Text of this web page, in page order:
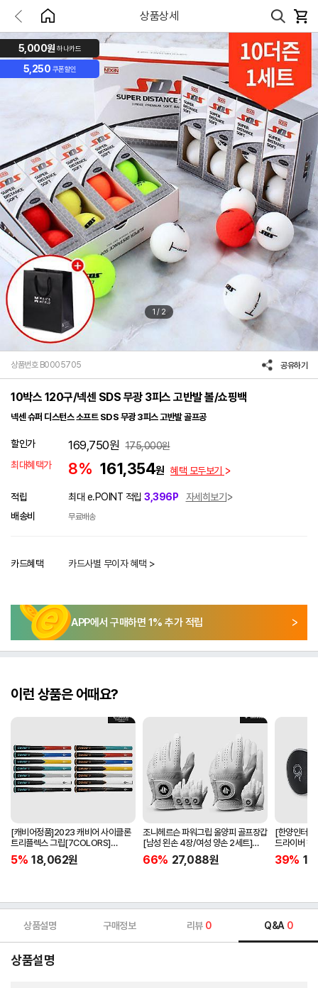
상품상세
5,000원 하나카드
5,250 쿠폰할인
1 / 2
상품번호 B0005705 공유하기
10박스 120구/넥센 SDS 무광 3피스 고반발 볼/쇼핑백
넥센 슈퍼 디스턴스 소프트 SDS 무광 3피스 고반발 골프공
할인가 169,750원 175,000원
최대혜택가
8% 161,354원 혜택 모두보기
적립 최대 e.POINT 적립 3,396P
자세히보기
배송비
무료배송
카드혜택 카드사별 무이자 혜택 >
APP에서 구매하면 1% 추가 적립
이런 상품은 어때요?
[캐비어정품]2023 캐비어 사이클론
트리플렉스 그립[7COLORS]
[라운드][39g/42g/46g/50g]
[R/S 토크]
5% 18,062원
조니헤르슨 파워그립 올양피 골프장갑
[남성 왼손 4장/여성 양손 2세트]
[화이트][케이스포함]
66% 27,088원
[한양인터
드라이버 헤
[HD-302]
39%
상품설명 구매정보 리뷰 0 Q&A 0
상품설명